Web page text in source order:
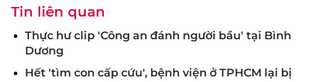
Tin liên quan
Thực hư clip 'Công an đánh người bầu' tại Bình
Dương
Hết 'tìm con cấp cứu', bệnh viện ở TPHCM lại bị